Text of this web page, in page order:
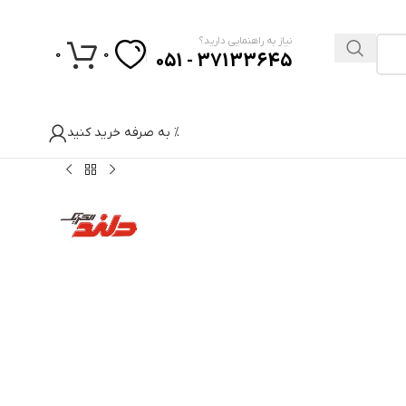
نیاز به راهنمایی دارید؟
37133645 - 051
0
0
% به صرفه خرید کنید